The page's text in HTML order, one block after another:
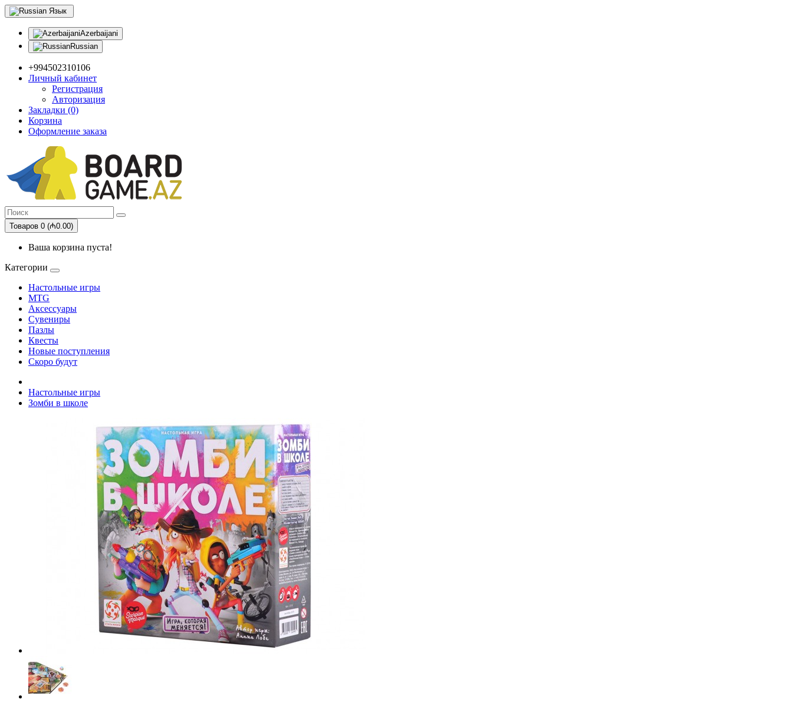
Язык
Azerbaijani
Russian
+994502310106
Личный кабинет
Регистрация
Авторизация
Закладки (0)
Корзина
Оформление заказа
Товаров 0 (₼0.00)
Ваша корзина пуста!
Категории
Настольные игры
MTG
Аксессуары
Сувениры
Пазлы
Квесты
Новые поступления
Скоро будут
Настольные игры
Зомби в школе